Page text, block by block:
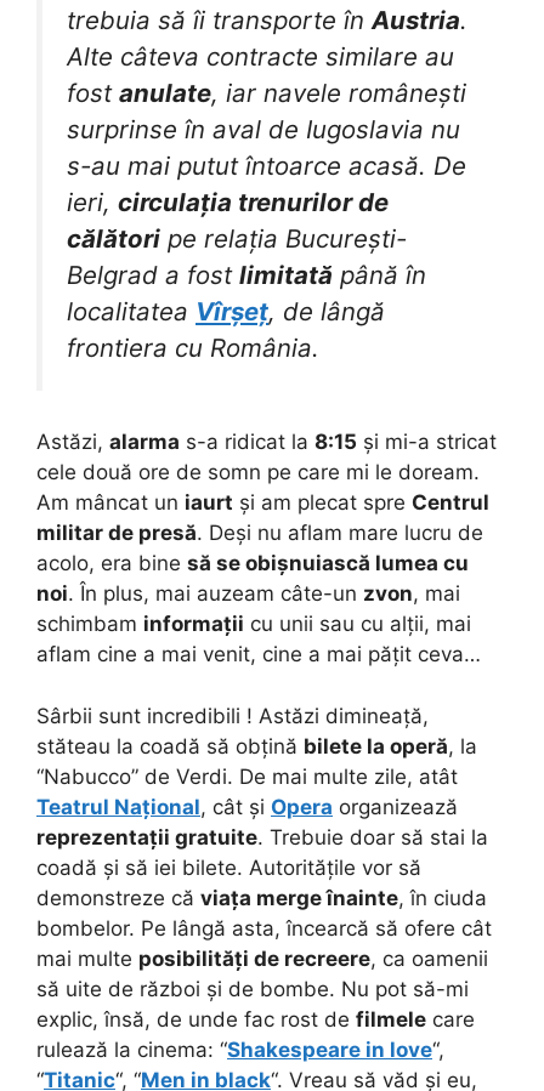
trebuia să îi transporte în Austria.
Alte câteva contracte similare au
fost anulate, iar navele românești
surprinse în aval de Iugoslavia nu
s-au mai putut întoarce acasă. De
ieri, circulația trenurilor de
călători pe relația București-
Belgrad a fost limitată până în
localitatea Vîrșeț, de lângă
frontiera cu România.
Astăzi, alarma s-a ridicat la 8:15 și mi-a stricat
cele două ore de somn pe care mi le doream.
Am mâncat un iaurt și am plecat spre Centrul
militar de presă. Deși nu aflam mare lucru de
acolo, era bine să se obișnuiască lumea cu
noi. În plus, mai auzeam câte-un zvon, mai
schimbam informații cu unii sau cu alții, mai
aflam cine a mai venit, cine a mai pățit ceva…
Sârbii sunt incredibili ! Astăzi dimineață,
stăteau la coadă să obțină bilete la operă, la
“Nabucco” de Verdi. De mai multe zile, atât
Teatrul Național, cât și Opera organizează
reprezentații gratuite. Trebuie doar să stai la
coadă și să iei bilete. Autoritățile vor să
demonstreze că viața merge înainte, în ciuda
bombelor. Pe lângă asta, încearcă să ofere cât
mai multe posibilități de recreere, ca oamenii
să uite de război și de bombe. Nu pot să-mi
explic, însă, de unde fac rost de filmele care
rulează la cinema: “Shakespeare in love“,
“Titanic“, “Men in black“. Vreau să văd și eu,